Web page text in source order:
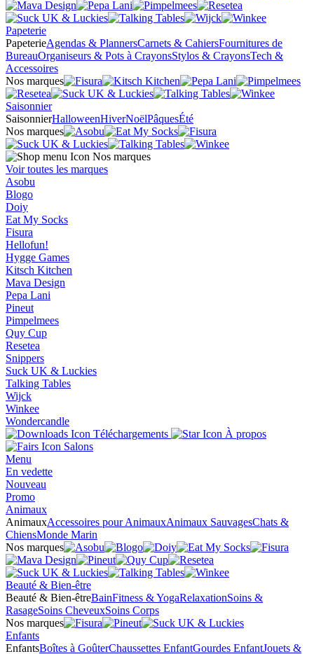
Papeterie
PapeterieAgendas & PlannersCarnets & CahiersFournitures de
BureauOrganiseurs & Pots à CrayonsStylos & CrayonsTech &
Accessoires
Nos marques
Saisonnier
SaisonnierHalloweenHiverNoëlPâquesÉté
Nos marques
Nos marques
Voir toutes les marques
Asobu
Blogo
Doiy
Eat My Socks
Fisura
Hellofun!
Hygge Games
Kitsch Kitchen
Mava Design
Pepa Lani
Pineut
Pimpelmees
Quy Cup
Resetea
Snippers
Suck UK & Luckies
Talking Tables
Wijck
Winkee
Wondercandle
Téléchargements
À propos
Salons
Menu
En vedette
Nouveau
Promo
Animaux
AnimauxAccessoires pour AnimauxAnimaux SauvagesChats &
ChiensMonde Marin
Nos marques
Beauté & Bien-être
Beauté & Bien-êtreBainFitness & YogaRelaxationSoins &
RasageSoins CheveuxSoins Corps
Nos marques
Enfants
EnfantsBoîtes à GoûterChaussettes EnfantGourdes EnfantJouets &